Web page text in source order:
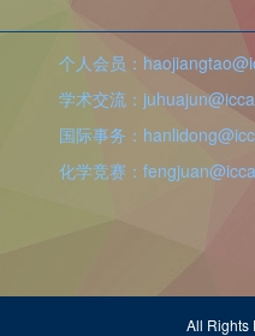
个人会员：
学术交流：
国际事务：
化学竞赛：
All Rights